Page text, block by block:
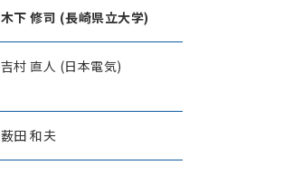
木下 修司 (長崎県立大学)
吉村 直人 (日本電気)
薮田 和夫